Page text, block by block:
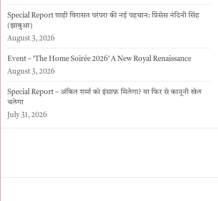
Special Report शाही विरासत परंपरा की नई पहचान: प्रिंसेस नंदिनी सिंह
(झाबुआ)
August 3, 2026
Event – ‘The Home Soirée 2026’ A New Royal Renaissance
August 3, 2026
Special Report – अंकित शर्मा को इंसाफ़ मिलेगा? या फिर से कानूनी खेल
चलेगा
July 31, 2026